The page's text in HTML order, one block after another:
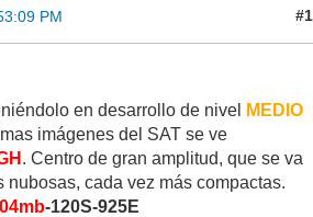
PM #1
en desarrollo de nivel
MEDIO
imágenes del SAT se ve
. Centro de gran amplitud, que se va
nubosas, cada vez más compactas.
-120S-925E